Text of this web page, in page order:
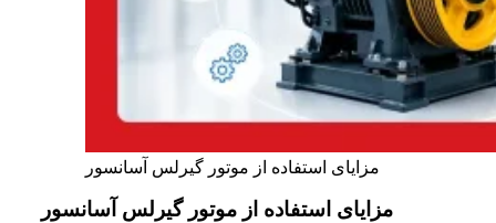
مزایای استفاده از موتور گیرلس آسانسور
مزایای استفاده از موتور گیرلس آسانسور